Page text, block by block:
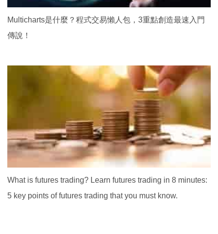
Multicharts是什麼？程式交易懶人包，3重點創造最速入門
傳說！
What is futures trading? Learn futures trading in 8 minutes:
5 key points of futures trading that you must know.